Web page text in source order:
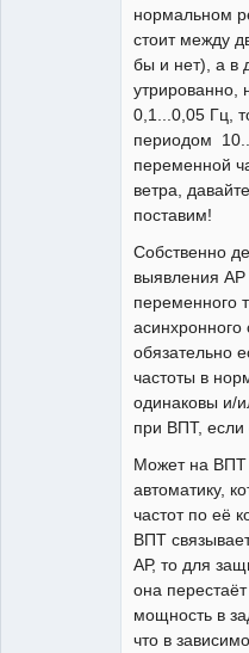
нормальном
стоит между
бы и нет), а в
утрированно,
0,1...0,05 Гц,
периодом
переменной
ветра,
поставим!
Собственно
выявления
переменного
асинхронного
обязательно
частоты в
одинаковы и/
при ВПТ, если
Может на ВПТ
автоматику,
частот по её
ВПТ
АР, то для
она
мощность в
что в